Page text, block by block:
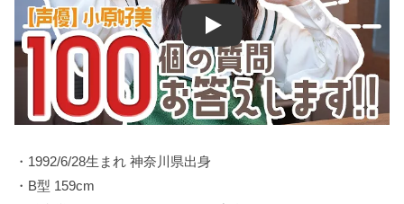
Play
・1992/6/28生まれ 神奈川県出身
・B型 159cm